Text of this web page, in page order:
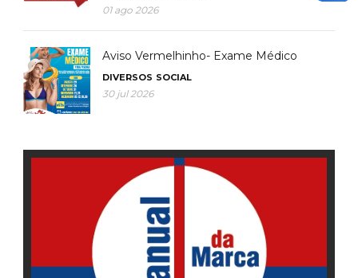
01 ago 2026
Aviso Vermelhinho- Exame Médico
DIVERSOS SOCIAL
30 jul 2026